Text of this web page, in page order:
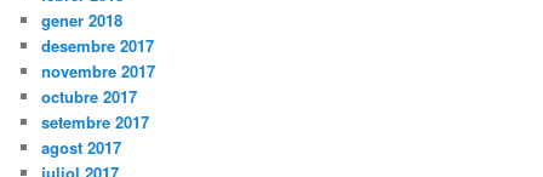
gener 2018
desembre 2017
novembre 2017
octubre 2017
setembre 2017
agost 2017
juliol 2017